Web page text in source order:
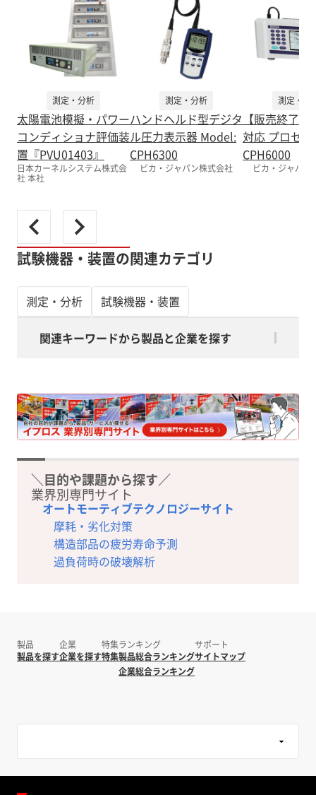
測定・分析
太陽電池模擬・パワー
コンディショナ評価装
置『PVU01403』
日本カーネルシステム株式会
社 本社
測定・分析
ハンドヘルド型デジタ
ル圧力表示器 Model:
CPH6300
ビカ・ジャパン株式会社
測定・分
【販売終了
対応 プロセ
CPH6000
ビカ・ジャパン
試験機器・装置の関連カテゴリ
測定・分析 試験機器・装置
関連キーワードから製品と企業を探す
＼目的や課題から探す／
業界別専門サイト
オートモーティブテクノロジーサイト
摩耗・劣化対策
構造部品の疲労寿命予測
過負荷時の破壊解析
製品
製品を探す
企業
企業を探す
特集
特集
ランキング
製品総合ランキング
企業総合ランキング
サポート
サイトマップ